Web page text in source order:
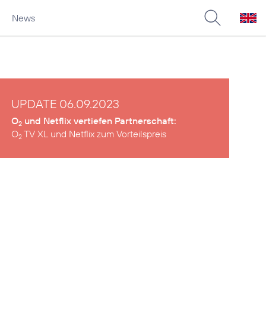
News
UPDATE 06.09.2023
O2 und Netflix vertiefen Partnerschaft:
O2 TV XL und Netflix zum Vorteilspreis